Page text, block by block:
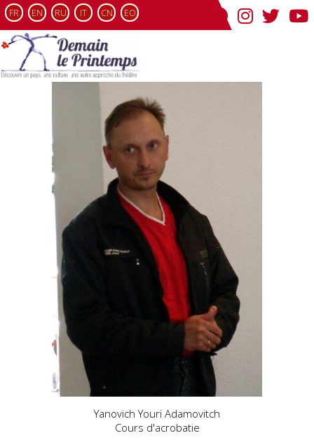
FR EN RU IT CN EO
Yanovich Youri Adamovitch
Cours d'acrobatie